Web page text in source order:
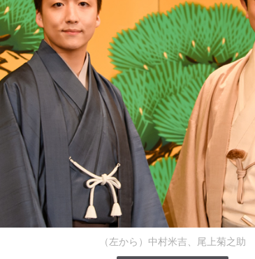
（左から）中村米吉、尾上菊之助